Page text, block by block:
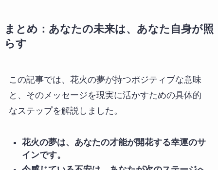
まとめ：あなたの未来は、あなた自身が照
らす
この記事では、花火の夢が持つポジティブな意味
と、そのメッセージを現実に活かすための具体的
なステップを解説しました。
花火の夢は、あなたの才能が開花する幸運のサ
インです。